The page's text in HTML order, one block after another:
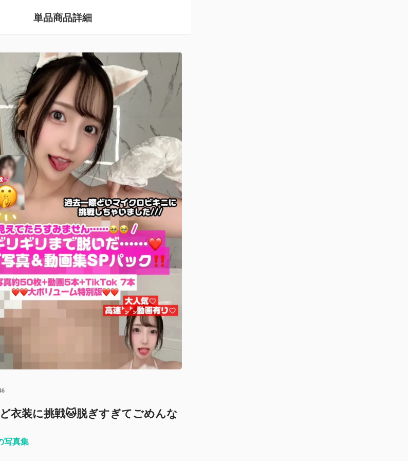
単品商品詳細
衣装に挑戦🐱脱ぎすぎてごめんな
写真集